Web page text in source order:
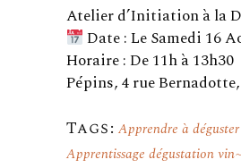
Atelier d’Initiation à la
Date : Le Samedi 16
Horaire : De 11h à 13h30
Pépins, 4 rue
Tags: Apprendre à
Apprentissage dégustation vin